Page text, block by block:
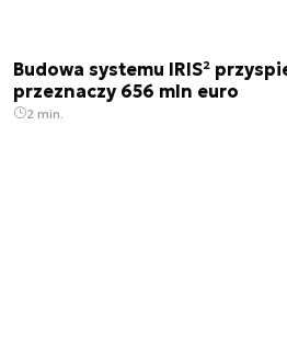
Budowa systemu IRIS²
przeznaczy 656 mln euro
2 min.